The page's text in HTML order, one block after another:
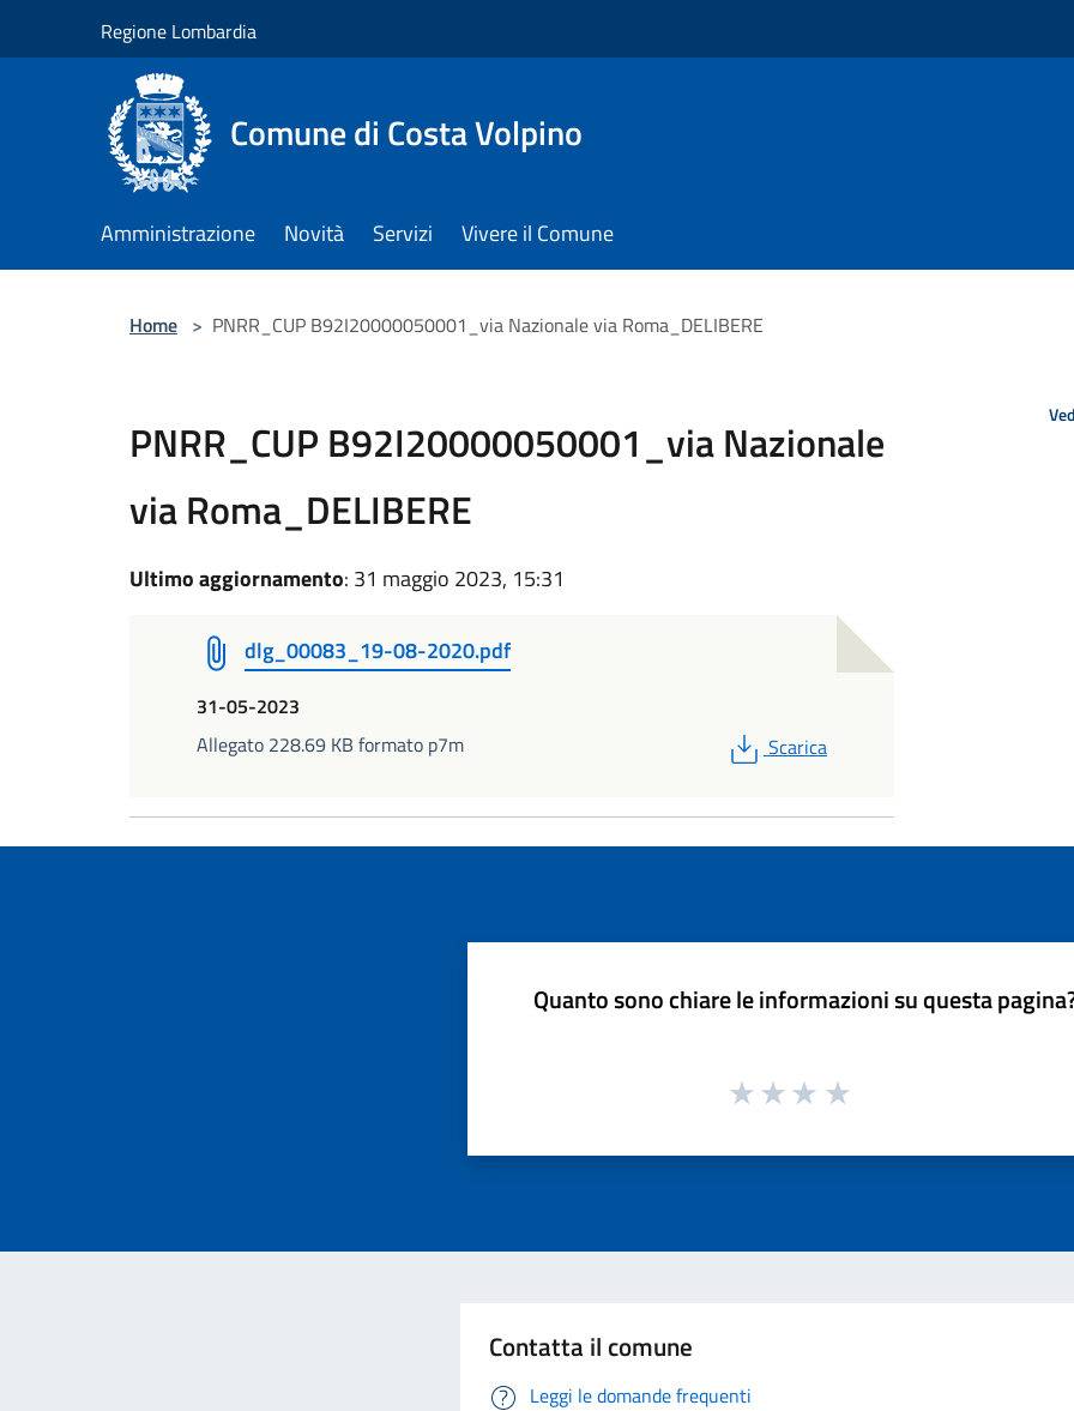
Regione Lombardia
Comune di Costa Volpino
Amministrazione Novità Servizi Vivere il Comune
Home > PNRR_CUP B92I20000050001_via Nazionale via Roma_DELIBERE
PNRR_CUP B92I20000050001_via Nazionale
via Roma_DELIBERE
Ultimo aggiornamento: 31 maggio 2023, 15:31
dlg_00083_19-08-2020.pdf
31-05-2023
Allegato 228.69 KB formato p7m
PDF
Scarica
Quanto sono chiare le informazioni su questa
Contatta il comune
Leggi le domande frequenti